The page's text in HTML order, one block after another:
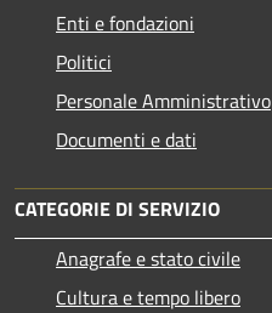
Enti e fondazioni
Politici
Personale Amministrativo
Documenti e dati
CATEGORIE DI SERVIZIO
Anagrafe e stato civile
Cultura e tempo libero